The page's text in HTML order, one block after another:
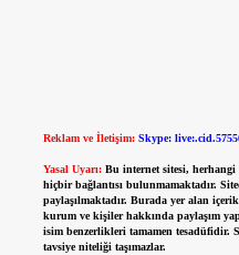
Reklam ve İletişim: Skype:
Yasal Uyarı: Bu internet sitesi,
hiçbir bağlantısı bulunmamaktadır.
paylaşılmaktadır. Burada yer alan
kurum ve kişiler hakkında paylaşım
isim benzerlikleri tamamen tesadüfidir.
tavsiye niteliği taşımazlar.